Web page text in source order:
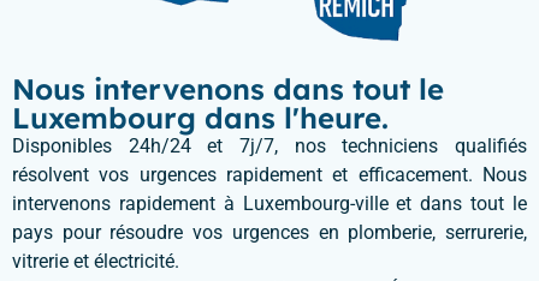
Nous intervenons dans tout le
Luxembourg dans l'heure.
Disponibles 24h/24 et 7j/7, nos techniciens qualifiés
résolvent vos urgences rapidement et efficacement. Nous
intervenons rapidement à Luxembourg-ville et dans tout le
pays pour résoudre vos urgences en plomberie, serrurerie,
vitrerie et électricité.